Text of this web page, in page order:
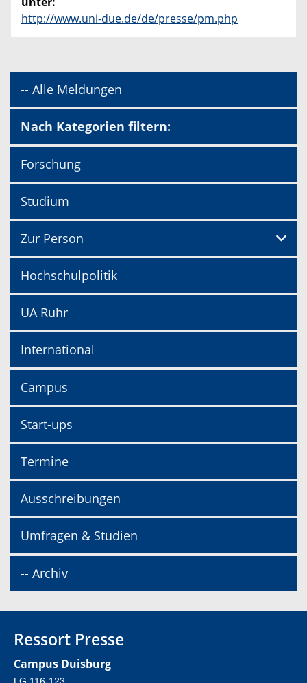
http://www.uni-due.de/de/presse/pm.php
-- Alle Meldungen
Nach Kategorien filtern:
Forschung
Studium
Zur Person
Hochschulpolitik
UA Ruhr
International
Campus
Start-ups
Termine
Ausschreibungen
Umfragen & Studien
-- Archiv
Ressort Presse
Campus Duisburg
LG 116-123